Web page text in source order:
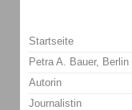
Startseite
Petra A. Bauer, Berlin
Autorin
Journalistin